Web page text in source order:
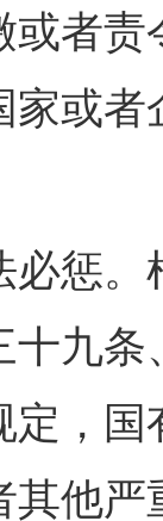
或者
家或
惩。
十九
定，
其他